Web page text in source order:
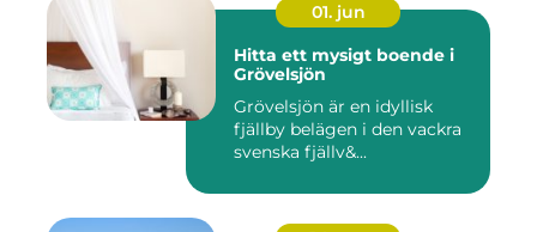
01. jun
Hitta ett mysigt boende i
Grövelsjön
Grövelsjön är en idyllisk
fjällby belägen i den vackra
svenska fjällv&...